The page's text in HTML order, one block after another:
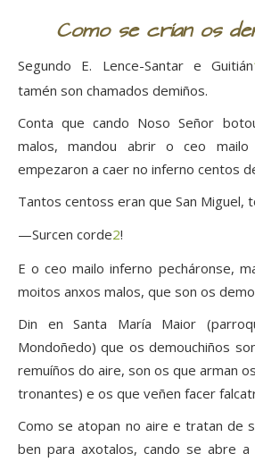
Como se crían os
Segundo E. Lence-Santar e Guitián
tamén son chamados demiños.
Conta que cando Noso Señor
malos, mandou abrir o ceo
empezaron a caer no inferno centos
Tantos centoss eran que San Miguel,
—Surcen corde2!
E o ceo mailo inferno pecháronse,
moitos anxos malos, que son os
Din en Santa María Maior
Mondoñedo) que os demouchiños
remuíños do aire, son os que arman
tronantes) e os que veñen facer
Como se atopan no aire e tratan de
ben para axotalos, cando se abre a